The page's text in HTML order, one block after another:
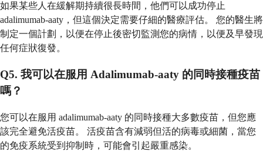
如果某些人在緩解期持續很長時間，他們可以成功停止
adalimumab-aaty，但這個決定需要仔細的醫療評估。 您的醫生將
制定一個計劃，以便在停止後密切監測您的病情，以便及早發現
任何症狀復發。
Q5. 我可以在服用 Adalimumab-aaty 的同時接種疫苗
嗎？
您可以在服用 adalimumab-aaty 的同時接種大多數疫苗，但您應
該完全避免活疫苗。 活疫苗含有減弱但活的病毒或細菌，當您
的免疫系統受到抑制時，可能會引起嚴重感染。